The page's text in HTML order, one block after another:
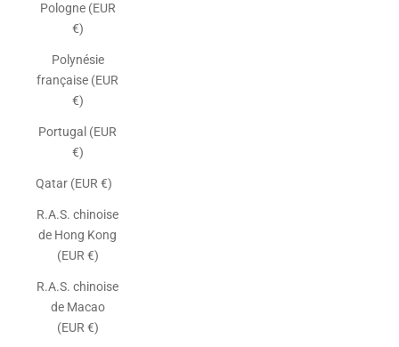
Pologne (EUR
€)
Polynésie
française (EUR
€)
Portugal (EUR
€)
Qatar (EUR €)
R.A.S. chinoise
de Hong Kong
(EUR €)
R.A.S. chinoise
de Macao
(EUR €)